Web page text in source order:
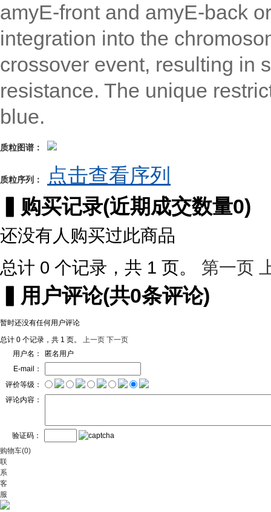
amyE-front and amyE-back
integration into the
crossover event, resulting in
resistance. The unique
blue.
质粒图谱：
质粒序列：
点击查看序列
购买记录(近期成交数量0)
还没有人购买过此商品
总计 0 个记录，共 1 页。 第一页
用户评论(共0条评论)
暂时还没有任何用户评论
总计 0 个记录，共 1 页。 上一页 下一页
用户名：
匿名用户
E-mail：
评价等级：
评论内容：
验证码：
购物车(0)
联
系
客
服